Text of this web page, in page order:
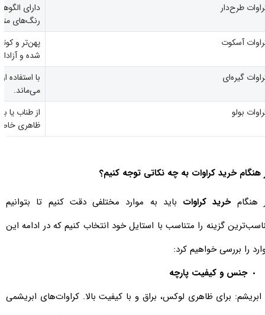
طرح‌دار
دارای
رنگ‌های
آسکوت
پهن‌تر و
شده و
گیره‌ای
با
می‌ماند.
بولو
از طناب یا
ظاهری
هنگام خرید کراوات به چه نکاتی توجه کنیم؟
هنگامخرید کراوات باید به موارد مختلفی دقت کنیم تا بتوانیم
گزینه را متناسب با استایل خود انتخاب کنیم که در ادامه این
را بررسی خواهیم کرد:
جنس و کیفیت پارچه
ابریشم: برای ظاهری لوکس، براق و با کیفیت بالا. کراوات‌های ابریشمی